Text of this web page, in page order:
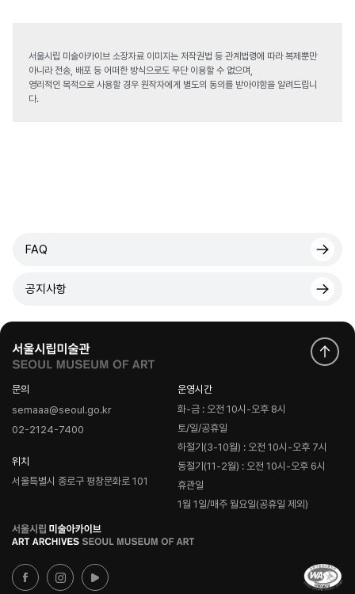
서울시립 미술아카이브 소장자료 이미지는 저작권법 등 관계법령에 따라 복제뿐만
아니라 전송, 배포 등 어떠한 방식으로도 무단 이용할 수 없으며,
영리적인 목적으로 사용할 경우 원작자에게 별도의 동의를 받아야함을 알려드립니
다.
FAQ
공지사항
문의
semaaa@seoul.go.kr
02-2124-7400
위치
서울특별시 종로구 평창문화로 101
운영시간
화-금 : 오전 10시-오후 8시
토/일/공휴일
하절기(3-10월) : 오전 10시-오후 7시
동절기(11-2월) : 오전 10시-오후 6시
휴관일
1월 1일/매주 월요일(공휴일 제외)
로
고